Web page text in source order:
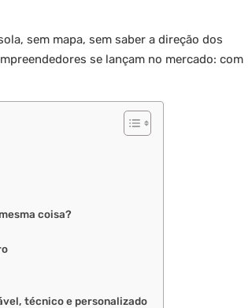
sem mapa, sem saber a direção dos
se lançam no mercado: com
coisa?
técnico e personalizado